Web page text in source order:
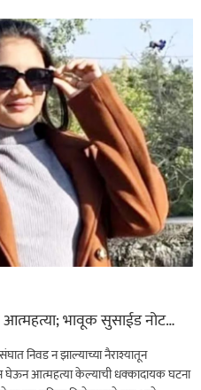
भावूक सुसाईड नोट…
निवड न झाल्याच्या नैराश्यातून
घेऊन आत्महत्या केल्याची धक्कादायक घटना